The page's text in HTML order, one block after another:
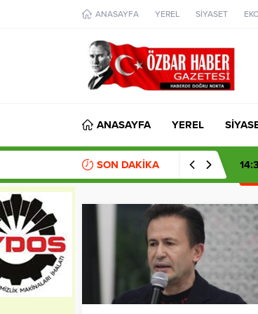
ANASAYFA YEREL SİYASET
ANASAYFA YEREL
SON DAKİKA